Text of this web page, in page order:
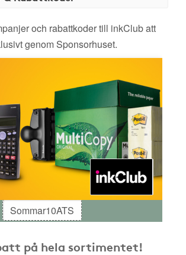
och rabattkoder till inkClub att
genom Sponsorhuset.
Sommar10ATS
på hela sortimentet!